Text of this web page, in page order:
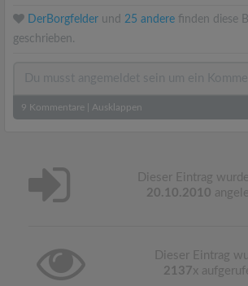
DerBorgfelder und 25 andere finden diese
geschrieben.
9 Kommentare Ausklappen
Dieser Eintrag
20.10.2010
Dieser Eintrag
2137x